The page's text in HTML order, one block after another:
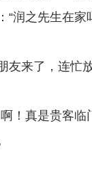
“润之先生在
来了，连忙
真是贵客临